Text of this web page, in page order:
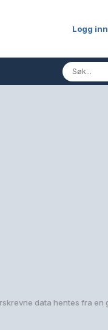
Logg inn